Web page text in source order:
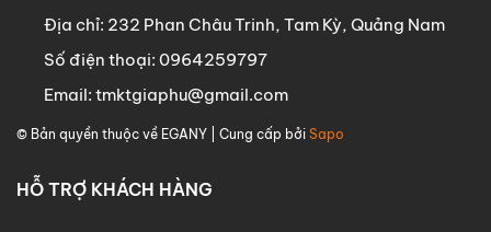
Địa chỉ: 232 Phan Châu Trinh, Tam Kỳ, Quảng Nam
Số điện thoại: 0964259797
Email: tmktgiaphu@gmail.com
© Bản quyền thuộc về EGANY | Cung cấp bởi Sapo
HỖ TRỢ KHÁCH HÀNG